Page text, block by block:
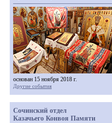
основан 15 ноября 2018 г.
Другие события
Сочинский отдел
Казачьего Конвоя Памяти